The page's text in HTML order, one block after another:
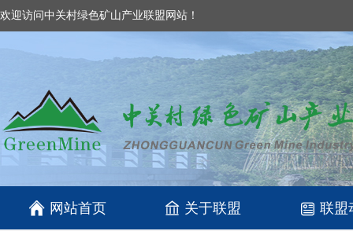
欢迎访问中关村绿色矿山产业联盟网站！
 网站首页 关于联盟 联盟